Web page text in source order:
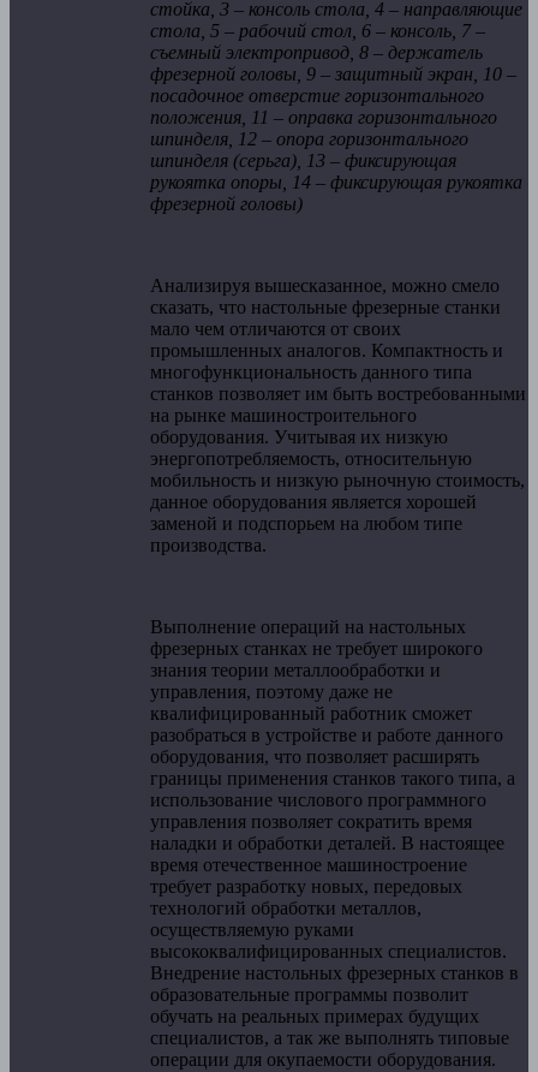
стойка, 3 – консоль стола, 4 – направляющие
стола, 5 – рабочий стол, 6 – консоль, 7 –
съемный электропривод, 8 – держатель
фрезерной головы, 9 – защитный экран, 10 –
посадочное отверстие горизонтального
положения, 11 – оправка горизонтального
шпинделя, 12 – опора горизонтального
шпинделя (серьга), 13 – фиксирующая
рукоятка опоры, 14 – фиксирующая рукоятка
фрезерной головы)
Анализируя вышесказанное, можно смело
сказать, что настольные фрезерные станки
мало чем отличаются от своих
промышленных аналогов. Компактность и
многофункциональность данного типа
станков позволяет им быть востребованными
на рынке машиностроительного
оборудования. Учитывая их низкую
энергопотребляемость, относительную
мобильность и низкую рыночную стоимость,
данное оборудования является хорошей
заменой и подспорьем на любом типе
производства.
Выполнение операций на настольных
фрезерных станках не требует широкого
знания теории металлообработки и
управления, поэтому даже не
квалифицированный работник сможет
разобраться в устройстве и работе данного
оборудования, что позволяет расширять
границы применения станков такого типа, а
использование числового программного
управления позволяет сократить время
наладки и обработки деталей. В настоящее
время отечественное машиностроение
требует разработку новых, передовых
технологий обработки металлов,
осуществляемую руками
высококвалифицированных специалистов.
Внедрение настольных фрезерных станков в
образовательные программы позволит
обучать на реальных примерах будущих
специалистов, а так же выполнять типовые
операции для окупаемости оборудования.